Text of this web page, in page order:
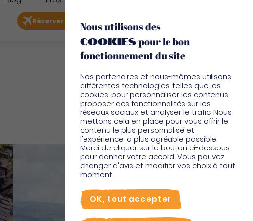
Réserver mon vol Je suis sur place
Sports activités nautiques
Nous utilisons des
cookiespour le bon
fonctionnement du site
Nos partenaires et nous-mêmes utilisons
différentes technologies, telles que les
cookies, pour personnaliser les contenus,
proposer des fonctionnalités sur les
réseaux sociaux et analyser le trafic. Nous
mettons cela en place pour vous offrir le
contenu le plus personnalisé et
l'expérience la plus agréable possible.
Merci de cliquer sur le bouton ci-dessous
pour donner votre accord. Vous pouvez
changer d'avis et modifier vos choix à tout
moment.
OK, tout accepter